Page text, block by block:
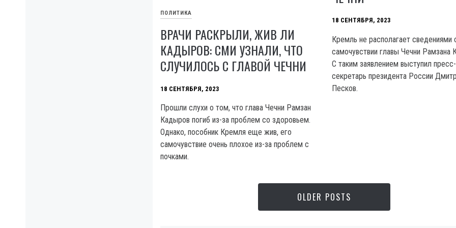
18 СЕНТЯБРЯ, 2023
Кремль не располагает сведениями
самочувствии главы Чечни Рамзана
C таким заявлением выступил пресс-
секретарь президента России
Песков.
ПОЛИТИКА
ВРАЧИ РАСКРЫЛИ, ЖИВ ЛИ
КАДЫРОВ: СМИ УЗНАЛИ, ЧТО
СЛУЧИЛОСЬ С ГЛАВОЙ ЧЕЧНИ
18 СЕНТЯБРЯ, 2023
Прошли слухи о том, что глава Чечни Рамзан
Кадыров погиб из-за проблем со здоровьем.
Однако, пособник Кремля еще жив, его
самочувствие очень плохое из-за проблем с
почками.
OLDER POSTS